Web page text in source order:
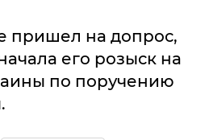
пришел на допрос,
его розыск на
по поручению